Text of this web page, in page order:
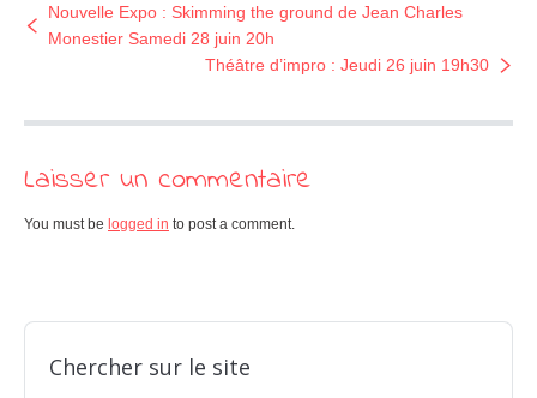
Nouvelle Expo : Skimming the ground de Jean Charles
Monestier Samedi 28 juin 20h
Théâtre d’impro : Jeudi 26 juin 19h30
Laisser un commentaire
You must be logged in to post a comment.
Chercher sur le site